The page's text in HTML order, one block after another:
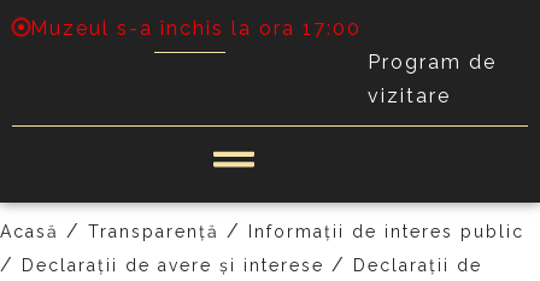
Muzeul s-a închis la ora 17:00
Program de
vizitare
Acasă / Transparență / Informații de interes public
/ Declarații de avere și interese /
Declarații de